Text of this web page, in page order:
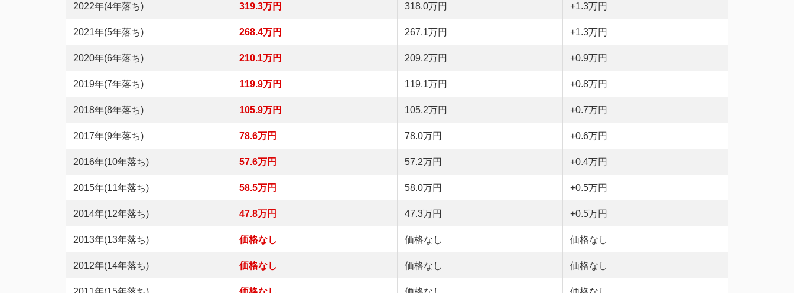
2022年(4年落ち) 319.3万円 318.0万円 +1.3万円
2021年(5年落ち) 268.4万円 267.1万円 +1.3万円
2020年(6年落ち) 210.1万円 209.2万円 +0.9万円
2019年(7年落ち) 119.9万円 119.1万円 +0.8万円
2018年(8年落ち) 105.9万円 105.2万円 +0.7万円
2017年(9年落ち) 78.6万円 78.0万円 +0.6万円
2016年(10年落ち) 57.6万円 57.2万円 +0.4万円
2015年(11年落ち) 58.5万円 58.0万円 +0.5万円
2014年(12年落ち) 47.8万円 47.3万円 +0.5万円
2013年(13年落ち) 価格なし 価格なし 価格なし
2012年(14年落ち) 価格なし 価格なし 価格なし